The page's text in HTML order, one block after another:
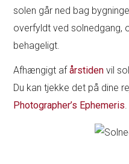
solen går ned bag
overfyldt ved solnedgang,
behageligt.
Afhængigt afårstiden vil
Du kan tjekke det på dine
Photographer’s Ephemeris.